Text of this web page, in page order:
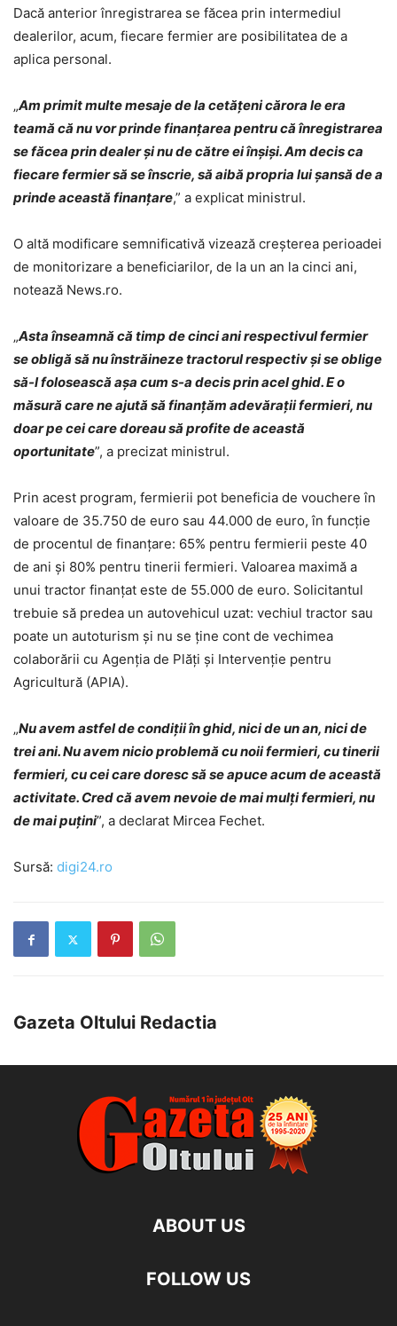
Dacă anterior înregistrarea se făcea prin intermediul
dealerilor, acum, fiecare fermier are posibilitatea de a
aplica personal.
„Am primit multe mesaje de la cetăţeni cărora le era
teamă că nu vor prinde finanţarea pentru că înregistrarea
se făcea prin dealer şi nu de către ei înşişi. Am decis ca
fiecare fermier să se înscrie, să aibă propria lui şansă de a
prinde această finanţare,” a explicat ministrul.
O altă modificare semnificativă vizează creşterea perioadei
de monitorizare a beneficiarilor, de la un an la cinci ani,
notează News.ro.
„Asta înseamnă că timp de cinci ani respectivul fermier
se obligă să nu înstrăineze tractorul respectiv şi se oblige
să-l folosească aşa cum s-a decis prin acel ghid. E o
măsură care ne ajută să finanţăm adevăraţii fermieri, nu
doar pe cei care doreau să profite de această
oportunitate”, a precizat ministrul.
Prin acest program, fermierii pot beneficia de vouchere în
valoare de 35.750 de euro sau 44.000 de euro, în funcţie
de procentul de finanţare: 65% pentru fermierii peste 40
de ani şi 80% pentru tinerii fermieri. Valoarea maximă a
unui tractor finanţat este de 55.000 de euro. Solicitantul
trebuie să predea un autovehicul uzat: vechiul tractor sau
poate un autoturism şi nu se ţine cont de vechimea
colaborării cu Agenţia de Plăţi şi Intervenţie pentru
Agricultură (APIA).
„Nu avem astfel de condiţii în ghid, nici de un an, nici de
trei ani. Nu avem nicio problemă cu noii fermieri, cu tinerii
fermieri, cu cei care doresc să se apuce acum de această
activitate. Cred că avem nevoie de mai mulţi fermieri, nu
de mai puţini”, a declarat Mircea Fechet.
Sursă: digi24.ro
Gazeta Oltului Redactia
ABOUT US
FOLLOW US